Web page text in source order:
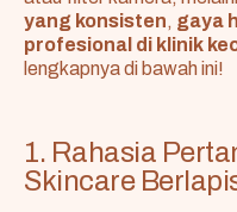
yang konsisten, gaya
profesional di klinik
lengkapnya di bawah ini!
1. Rahasia
Skincare